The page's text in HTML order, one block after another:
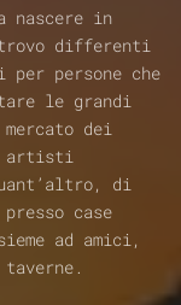
nascere in
differenti
persone che
le grandi
dei
artisti
di
case
ad amici,